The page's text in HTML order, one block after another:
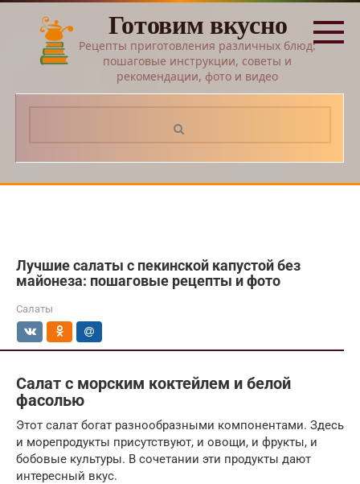
Перейти
контенту
Готовим вкусно
Рецепты приготовления различных блюд:
пошаговые инструкции, советы и
рекомендации, фото и видео
Лучшие салаты с пекинской капустой без
майонеза: пошаговые рецепты и фото
Салаты
Салат с морским коктейлем и белой
фасолью
Этот салат богат разнообразными компонентами. Здесь
и морепродукты присутствуют, и овощи, и фрукты, и
бобовые культуры. В сочетании эти продукты дают
интересный вкус.